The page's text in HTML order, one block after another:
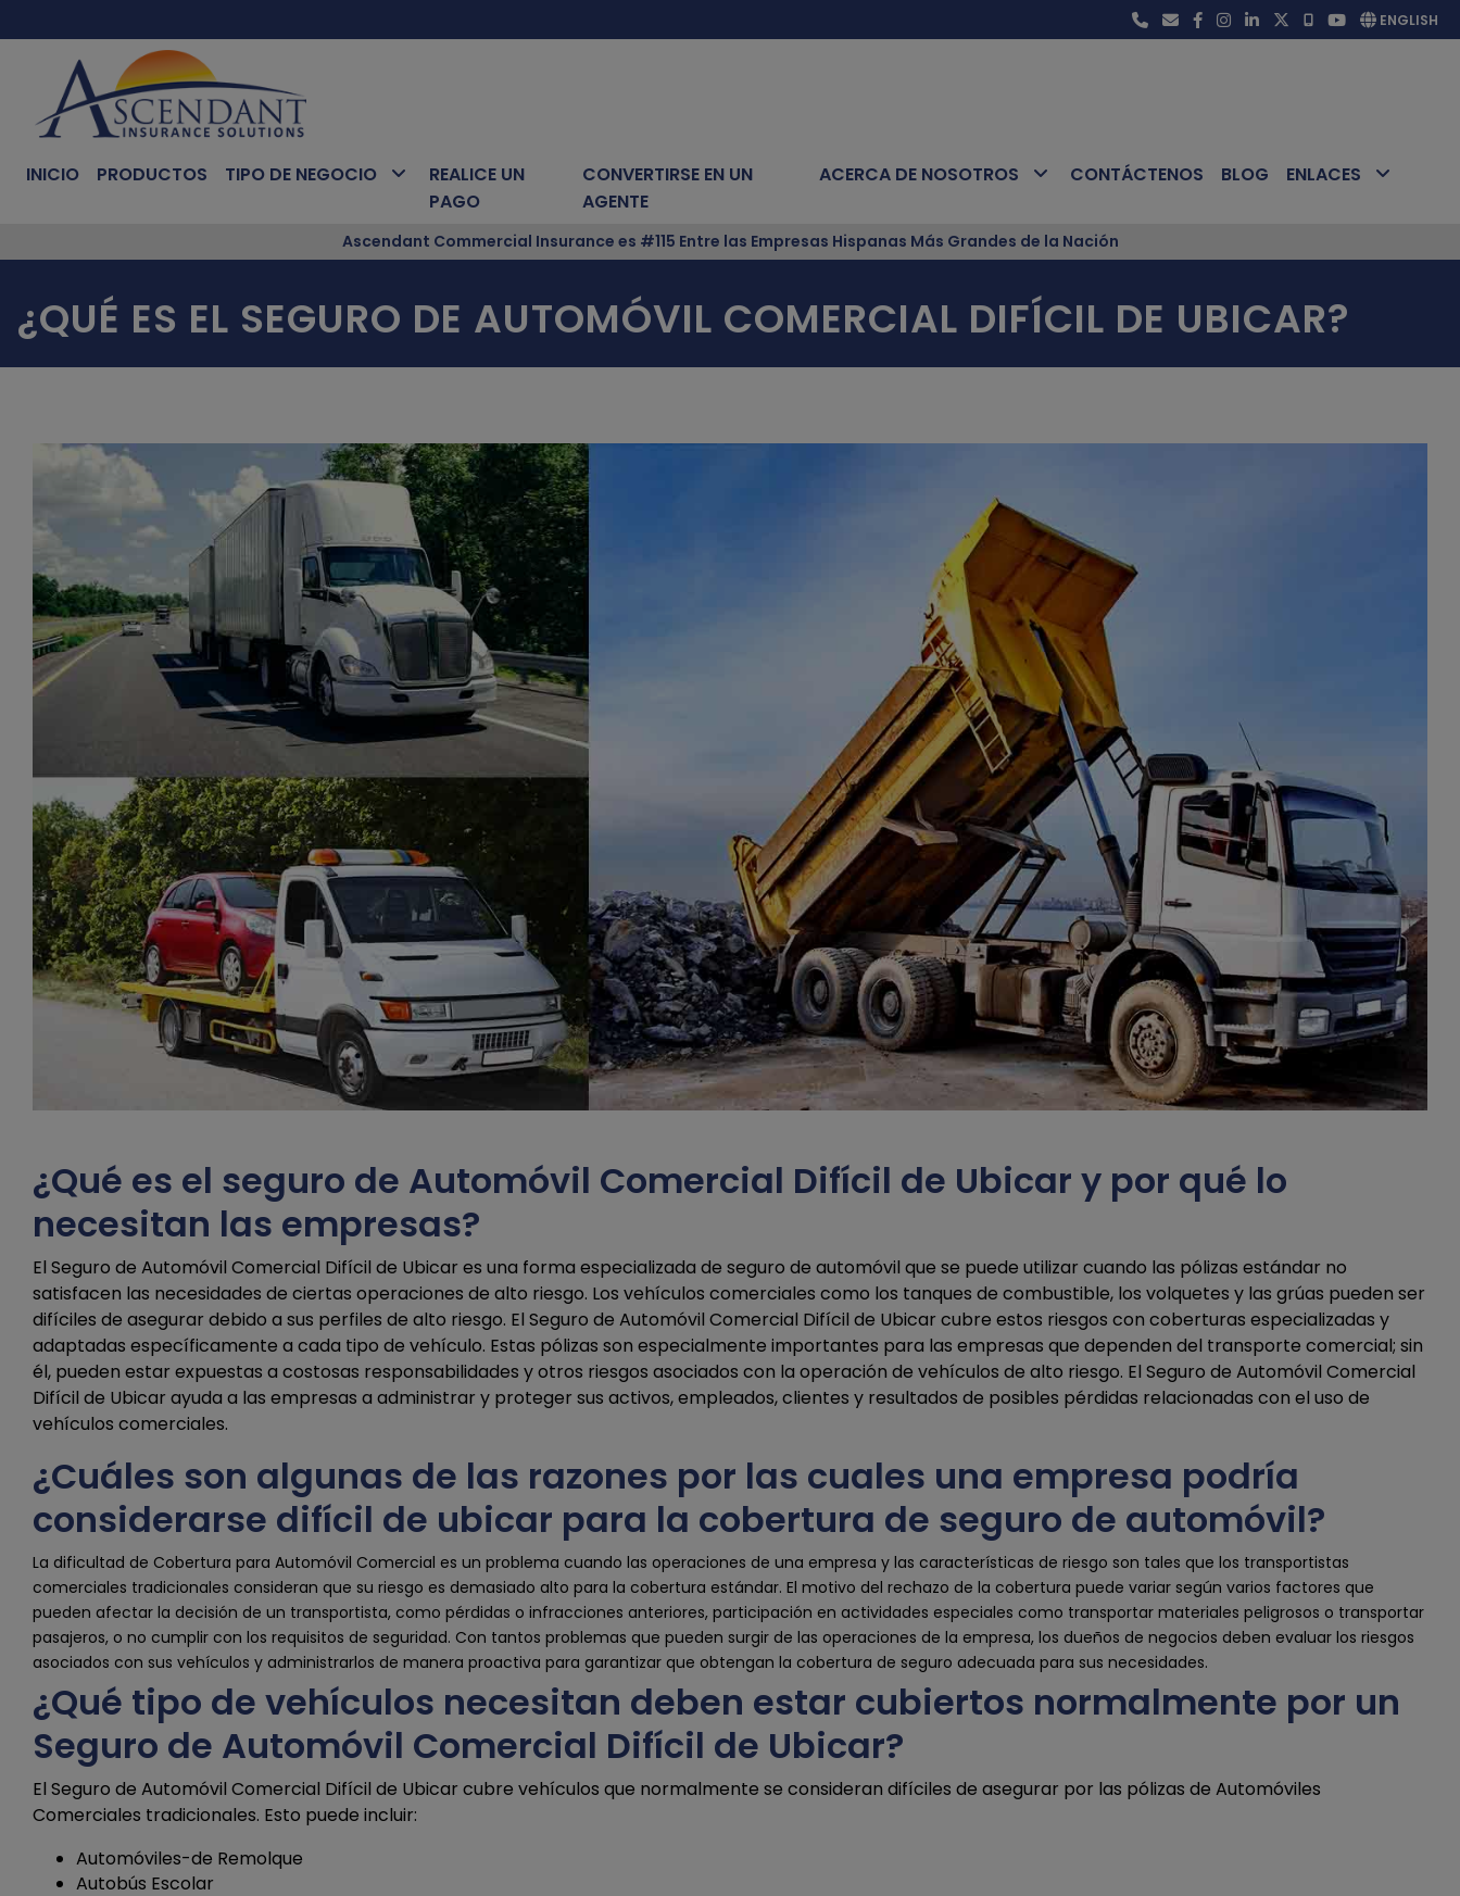
ENGLISH
INICIO PRODUCTOS TIPO DE NEGOCIO
REALICE UN
PAGO
CONVERTIRSE EN UN
AGENTE
ACERCA DE NOSOTROS CONTÁCTENOS BLOG ENLACES
Ascendant Commercial Insurance es #115 Entre las Empresas Hispanas Más Grandes de la Nación
¿QUÉ ES EL SEGURO DE AUTOMÓVIL COMERCIAL DIFÍCIL DE UBICAR?
¿Qué es el seguro de Automóvil Comercial Difícil de Ubicar y por qué lo
necesitan las empresas?
El Seguro de Automóvil Comercial Difícil de Ubicar es una forma especializada de seguro de automóvil que se puede utilizar cuando las pólizas estándar no
satisfacen las necesidades de ciertas operaciones de alto riesgo. Los vehículos comerciales como los tanques de combustible, los volquetes y las grúas pueden ser
difíciles de asegurar debido a sus perfiles de alto riesgo. El Seguro de Automóvil Comercial Difícil de Ubicar cubre estos riesgos con coberturas especializadas y
adaptadas específicamente a cada tipo de vehículo. Estas pólizas son especialmente importantes para las empresas que dependen del transporte comercial; sin
él, pueden estar expuestas a costosas responsabilidades y otros riesgos asociados con la operación de vehículos de alto riesgo. El Seguro de Automóvil Comercial
Difícil de Ubicar ayuda a las empresas a administrar y proteger sus activos, empleados, clientes y resultados de posibles pérdidas relacionadas con el uso de
vehículos comerciales.
¿Cuáles son algunas de las razones por las cuales una empresa podría
considerarse difícil de ubicar para la cobertura de seguro de automóvil?
La dificultad de Cobertura para Automóvil Comercial es un problema cuando las operaciones de una empresa y las características de riesgo son tales que los transportistas
comerciales tradicionales consideran que su riesgo es demasiado alto para la cobertura estándar. El motivo del rechazo de la cobertura puede variar según varios factores que
pueden afectar la decisión de un transportista, como pérdidas o infracciones anteriores, participación en actividades especiales como transportar materiales peligrosos o transportar
pasajeros, o no cumplir con los requisitos de seguridad. Con tantos problemas que pueden surgir de las operaciones de la empresa, los dueños de negocios deben evaluar los riesgos
asociados con sus vehículos y administrarlos de manera proactiva para garantizar que obtengan la cobertura de seguro adecuada para sus necesidades.
¿Qué tipo de vehículos necesitan deben estar cubiertos normalmente por un
Seguro de Automóvil Comercial Difícil de Ubicar?
El Seguro de Automóvil Comercial Difícil de Ubicar cubre vehículos que normalmente se consideran difíciles de asegurar por las pólizas de Automóviles
Comerciales tradicionales. Esto puede incluir:
Automóviles-de Remolque
Autobús Escolar